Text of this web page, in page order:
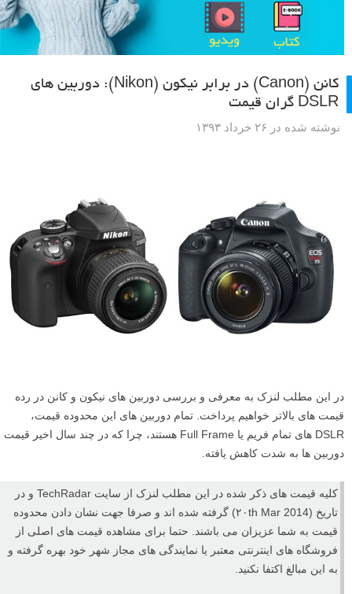
کانن (Canon) در برابر نیکون (Nikon): دوربین های
DSLR گران قیمت
نوشته شده در ۲۶ خرداد ۱۳۹۳
در این مطلب لنزک به معرفی و بررسی دوربین های نیکون و کانن در رده
قیمت های بالاتر خواهیم پرداخت. تمام دوربین های این محدوده قیمت،
DSLR های تمام فریم یا Full Frame هستند، چرا که در چند سال اخیر قیمت
دوربین ها به شدت کاهش یافته.
کلیه قیمت های ذکر شده در این مطلب لنزک از سایت TechRadar و در
تاریخ (۲۰th Mar 2014) گرفته شده اند و صرفا جهت نشان دادن محدوده
قیمت به شما عزیزان می باشند. حتما برای مشاهده قیمت های اصلی از
فروشگاه های اینترنتی معتبر یا نمایندگی های مجاز شهر خود بهره گرفته و
به این مبالغ اکتفا نکنید.